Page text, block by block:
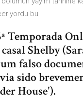
bu
Temporada
Shelby
falso
sido
House').